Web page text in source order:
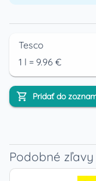
Tesco
1 l = 9.96 €
Pridať do
Podobné zľavy